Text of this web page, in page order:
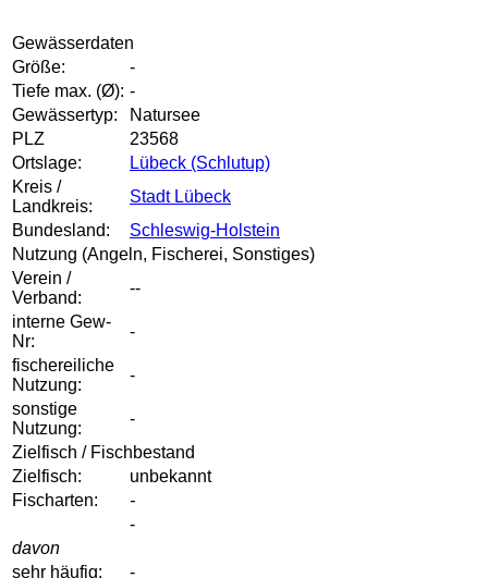
Gewässerdaten
Größe:
-
Tiefe max. (Ø): -
Gewässertyp:
Natursee
PLZ
23568
Ortslage:
Lübeck (Schlutup)
Kreis /
Landkreis:
Stadt Lübeck
Bundesland:
Schleswig-Holstein
Nutzung (Angeln, Fischerei, Sonstiges)
Verein /
Verband:
--
interne Gew-
Nr:
-
fischereiliche
Nutzung:
-
sonstige
Nutzung:
-
Zielfisch / Fischbestand
Zielfisch:
unbekannt
Fischarten:
-
-
davon
sehr häufig:
-